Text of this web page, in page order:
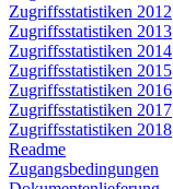
Zugriffsstatistiken 2012
Zugriffsstatistiken 2013
Zugriffsstatistiken 2014
Zugriffsstatistiken 2015
Zugriffsstatistiken 2016
Zugriffsstatistiken 2017
Zugriffsstatistiken 2018
Readme
Zugangsbedingungen